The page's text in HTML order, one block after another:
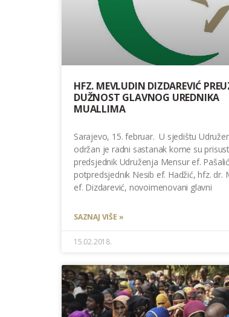
HFZ. MEVLUDIN DIZDAREVIĆ
DUŽNOST GLAVNOG UREDNIKA
MUALLIMA
Sarajevo, 15. februar. U sjedištu
održan je radni sastanak kome su
predsjednik Udruženja Mensur ef.
potpredsjednik Nesib ef. Hadžić, hfz. dr.
ef. Dizdarević, novoimenovani glavni
SAZNAJ VIŠE »
15.02.2018.